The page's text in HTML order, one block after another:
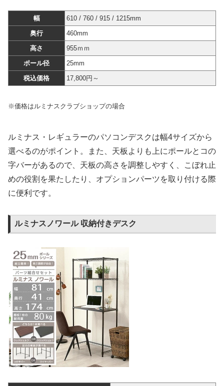
幅
610 / 760 / 915 / 1215mm
奥行
460mm
高さ
955ｍｍ
ポール径
25mm
税込価格
17,800円～
※価格はルミナスクラブショップの場合
ルミナス・レギュラーのパソコンデスクは幅4サイズから
選べるのがポイント。また、天板よりも上にポールとコの
字バーがあるので、天板の高さを調整しやすく、こぼれ止
めの役割を果たしたり、オプションパーツを取り付ける際
に便利です。
ルミナスノワール 収納付きデスク